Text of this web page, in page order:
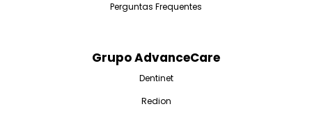
Perguntas Frequentes
Grupo AdvanceCare
Dentinet
Redion